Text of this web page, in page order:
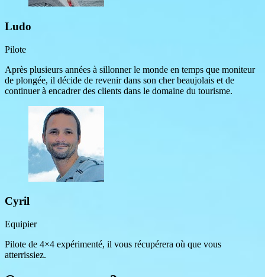
Ludo
Pilote
Après plusieurs années à sillonner le monde en temps que moniteur
de plongée, il décide de revenir dans son cher beaujolais et de
continuer à encadrer des clients dans le domaine du tourisme.
Cyril
Equipier
Pilote de 4×4 expérimenté, il vous récupérera où que vous
atterrissiez.